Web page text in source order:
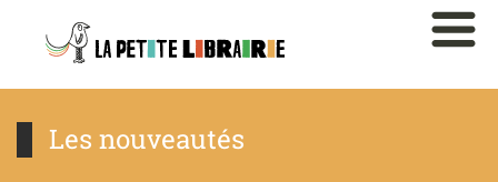
Les nouveautés